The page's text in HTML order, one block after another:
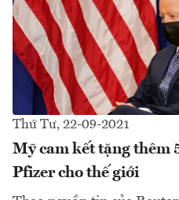
Thứ Tư, 22-09-2021
Mỹ cam kết tặng thêm
Pfizer cho thế giới